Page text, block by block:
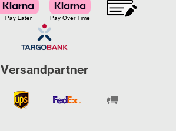
Versandpartner